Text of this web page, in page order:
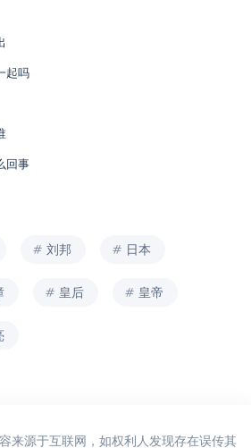
起吗
回事
刘邦 日本
皇后 皇帝
来源于互联网，如权利人发现存在误传其